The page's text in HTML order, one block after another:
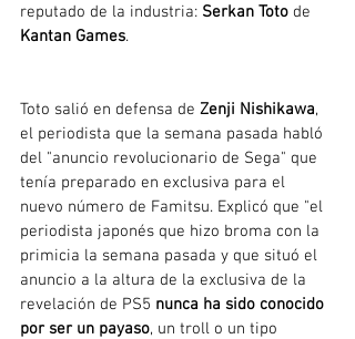
reputado de la industria: Serkan Toto de
Kantan Games.
Toto salió en defensa de Zenji Nishikawa,
el periodista que la semana pasada habló
del "anuncio revolucionario de Sega" que
tenía preparado en exclusiva para el
nuevo número de Famitsu. Explicó que "el
periodista japonés que hizo broma con la
primicia la semana pasada y que situó el
anuncio a la altura de la exclusiva de la
revelación de PS5 nunca ha sido conocido
por ser un payaso, un troll o un tipo